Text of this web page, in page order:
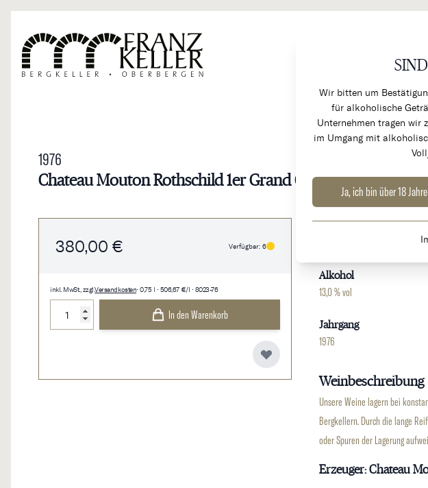
Wir bitten um
für alkoholische
Unternehmen tragen wir
im Umgang mit
Ja, ich bin über 18
1976
Chateau Mouton Rothschild 1er Grand Cru Classé
380,00 € Verfügbar: 6
inkl. MwSt., zzgl.Versandkosten• 0,75 l • 506,67 €/l • 8023-76
In den Warenkorb
Weinbeschreibung
Unsere Weine lagern bei
Bergkellern. Durch die lange
oder Spuren der Lagerung
Alkohol
13,0 % vol
Jahrgang
1976
Erzeuger: Chateau